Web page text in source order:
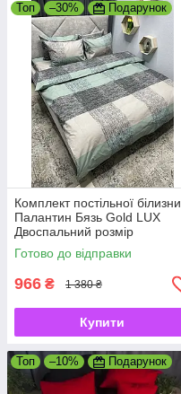
Топ –30% Подарунок
Комплект постільної білизни
Палантин Бязь Gold LUX
Двоспальний розмір
175х215см
Готово до відправки
966 ₴ 1 380 ₴
Купити
Топ –10% Подарунок